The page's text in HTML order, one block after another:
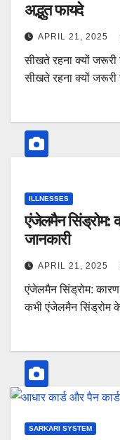
अद्भुत फायदे
APRIL 21, 2025
सीखते रहना क्यों जरूरी
सीखते रहना क्यों
ILLNESSES
एंजेलमैन सिंड्रोम:
जानकारी
APRIL 21, 2025
एंजेलमैन सिंड्रोम:
कभी एंजेलमैन सिंड्रोम
SARKARI SYSTEM